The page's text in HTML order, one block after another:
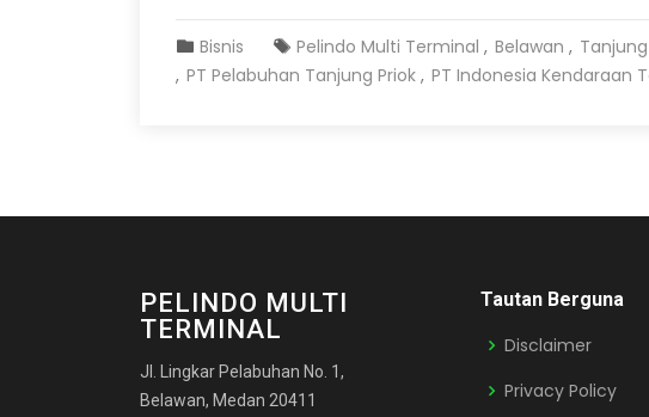
Bisnis Pelindo Multi Terminal Belawan
PT Pelabuhan Tanjung Priok
PT Indonesia Kendaraan
PELINDO MULTI
TERMINAL
Jl. Lingkar Pelabuhan No. 1,
Belawan, Medan 20411
Tautan Berguna
Disclaimer
Privacy Policy